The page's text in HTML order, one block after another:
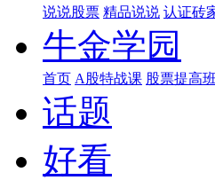
说说股票 精品说说 认证砖
牛金学园
首页 A股特战课 股票提高班
话题
好看